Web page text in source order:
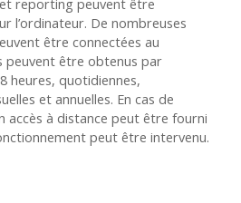
reporting peuvent être
l’ordinateur. De nombreuses
être connectées au
peuvent être obtenus par
heures, quotidiennes,
et annuelles. En cas de
accès à distance peut être fourni
peut être intervenu.